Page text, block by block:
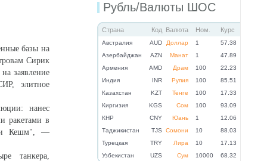
Рубль/Валюты ШОС
Страна Код Валюта Ном. Курс
Австралия AUD Доллар 1
57.38
Азербайджан
AZN Манат 1
47.89
Армения
AMD Драм 100
22.23
Индия
INR Рупия 100
85.51
Казахстан
KZT Тенге 100
17.33
Киргизия
KGS Сом 100
93.09
КНР
CNY Юань 1
12.06
Таджикистан
TJS Сомони 10
88.03
Турецкая
TRY Лира 10
17.13
Узбекистан
UZS Сум 10000 68.32
базы на
Сирик
заявление
элитное
нанес
ракетами в
и Кешм", —
танкера,